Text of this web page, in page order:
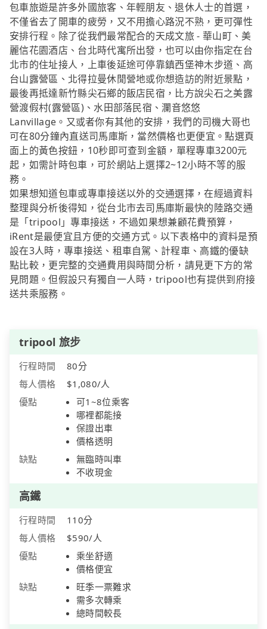
包車旅遊是許多外國旅客、年輕朋友、退休人士的首選，
不僅省去了開車的疲勞，又不用擔心路況不熟，更可彈性
安排行程。除了從我們最常配合的天成文旅 - 華山町、美
麗信花園酒店、台北時代寓所出發，也可以由你指定在台
北市的住址接人，上車後延途可停靠鎮西堡神木步道、高
台山露營區、北得拉曼休閒營地或你想造訪的附近景點，
最後再抵達新竹縣尖石鄉的飯店民宿，比方說尖石之美露
營渡假村(露營區)、水田部落民宿、瀾音悠悠
Lanvillage。又或者你有其他的安排，我們的司機大哥也
可在80分鐘內直送司馬庫斯，當然價格也更便宜。點選頁
面上的黃色按鈕，10秒即可查到金額，單程專車3200元
起，如需計時包車，可於網站上選擇2~12小時不等的服
務。
如果想知道包車或專車接送以外的交通選擇，在經過資料
整理與分析後得知，從台北市去司馬庫斯最快的陸路交通
是「tripool」專車接送，不過如果想兼顧花費預算，
iRent是最便宜且方便的交通方式。以下表格中的資料是預
設在3人時，專車接送、租車自駕、計程車、高鐵的優缺
點比較，更完整的交通費用與時間分析，請見更下方的常
見問題。但假設只有獨自一人時，tripool也有提供到府接
送共乘服務。
tripool 旅步
行程時間
80分
每人價格
$1,080/人
優點
可1~8位乘客
哪裡都能接
保證出車
價格透明
缺點
無臨時叫車
不收現金
高鐵
行程時間
110分
每人價格
$590/人
優點
乘坐舒適
價格便宜
缺點
旺季一票難求
需多次轉乘
總時間較長